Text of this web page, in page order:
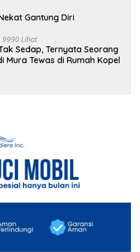
Gantung Diri
9990 Lihat
Sedap, Ternyata Seorang
Mura Tewas di Rumah Kopel